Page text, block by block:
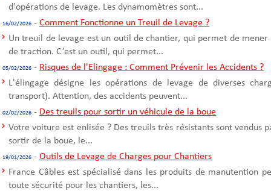
d'opérations de levage. Les dynamomètres sont...
16/02/2026 - Comment Fonctionne un Treuil de Levage ?
Un treuil de levage est un outil de chantier, qui permet de
de traction. C’est un outil, qui permet...
05/02/2026 - Risques de l'Elingage : Comment Prévenir les Accidents ?
L'élingage désigne les opérations de levage de diverses
transport). Attention, des accidents peuvent...
02/02/2026 - Des treuils pour sortir un véhicule de la boue
Votre voiture est enlisée ? Des treuils très résistants sont vendus
sortir de la boue, le...
19/01/2026 - Outils de Levage de Charges pour Chantiers
France Câbles est spécialisé dans les produits de manutention
toute sécurité pour les chantiers, les...